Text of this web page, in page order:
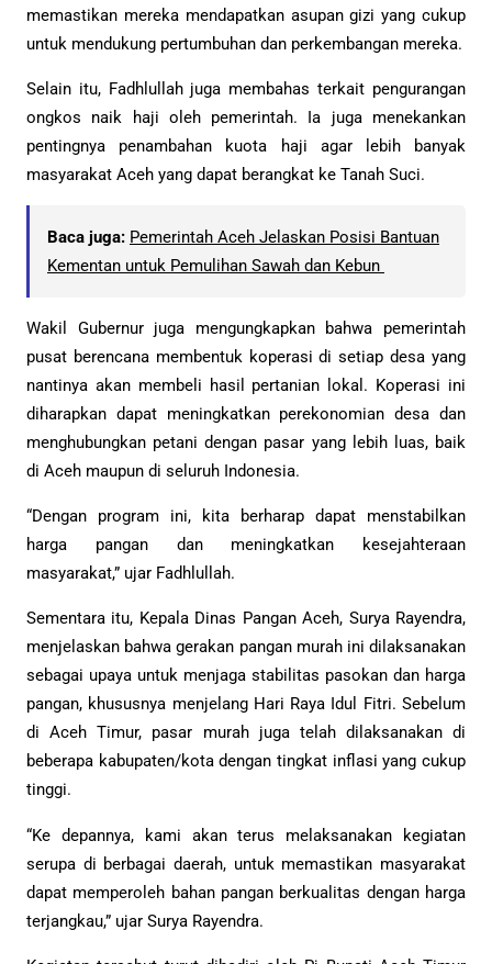
memastikan mereka mendapatkan asupan gizi yang cukup
untuk mendukung pertumbuhan dan perkembangan mereka.
Selain itu, Fadhlullah juga membahas terkait pengurangan
ongkos naik haji oleh pemerintah. Ia juga menekankan
pentingnya penambahan kuota haji agar lebih banyak
masyarakat Aceh yang dapat berangkat ke Tanah Suci.
Baca juga: Pemerintah Aceh Jelaskan Posisi Bantuan
Kementan untuk Pemulihan Sawah dan Kebun
Wakil Gubernur juga mengungkapkan bahwa pemerintah
pusat berencana membentuk koperasi di setiap desa yang
nantinya akan membeli hasil pertanian lokal. Koperasi ini
diharapkan dapat meningkatkan perekonomian desa dan
menghubungkan petani dengan pasar yang lebih luas, baik
di Aceh maupun di seluruh Indonesia.
“Dengan program ini, kita berharap dapat menstabilkan
harga pangan dan meningkatkan kesejahteraan
masyarakat,” ujar Fadhlullah.
Sementara itu, Kepala Dinas Pangan Aceh, Surya Rayendra,
menjelaskan bahwa gerakan pangan murah ini dilaksanakan
sebagai upaya untuk menjaga stabilitas pasokan dan harga
pangan, khususnya menjelang Hari Raya Idul Fitri. Sebelum
di Aceh Timur, pasar murah juga telah dilaksanakan di
beberapa kabupaten/kota dengan tingkat inflasi yang cukup
tinggi.
“Ke depannya, kami akan terus melaksanakan kegiatan
serupa di berbagai daerah, untuk memastikan masyarakat
dapat memperoleh bahan pangan berkualitas dengan harga
terjangkau,” ujar Surya Rayendra.